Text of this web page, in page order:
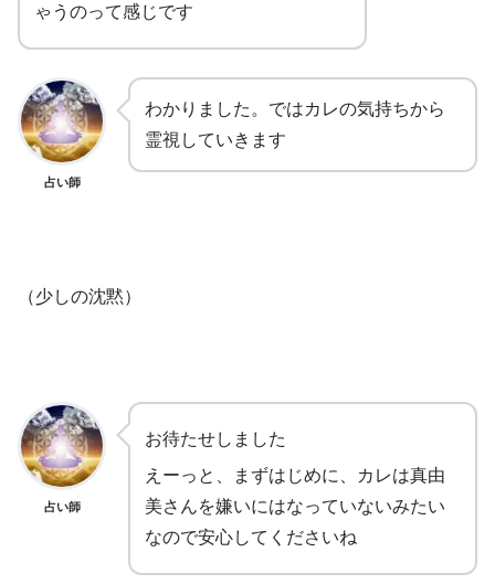
ゃうのって感じです
占い師
わかりました。ではカレの気持ちから
霊視していきます
（少しの沈黙）
占い師
お待たせしました
えーっと、まずはじめに、カレは真由
美さんを嫌いにはなっていないみたい
なので安心してくださいね